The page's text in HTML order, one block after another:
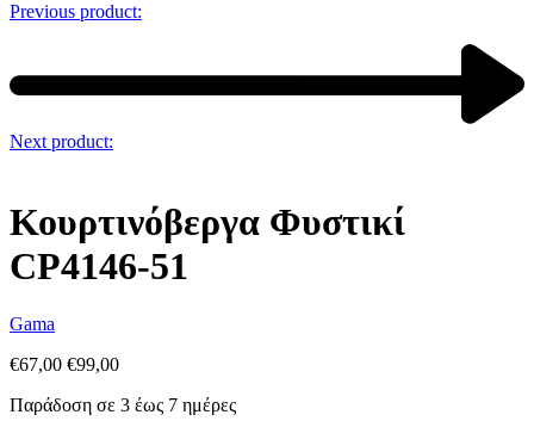
Previous product:
Next product:
Κουρτινόβεργα Φυστικί
CP4146-51
Gama
€67,00 €99,00
Παράδοση σε 3 έως 7 ημέρες